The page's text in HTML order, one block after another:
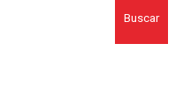
Buscar